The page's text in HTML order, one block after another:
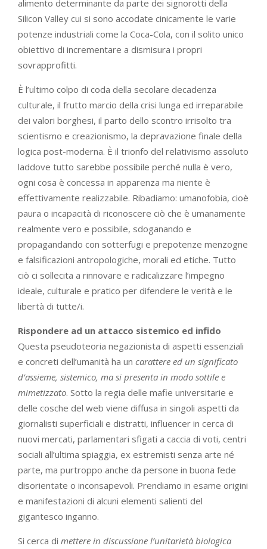
alimento determinante da parte dei signorotti della
Silicon Valley cui si sono accodate cinicamente le varie
potenze industriali come la Coca-Cola, con il solito unico
obiettivo di incrementare a dismisura i propri
sovrapprofitti.
È l’ultimo colpo di coda della secolare decadenza
culturale, il frutto marcio della crisi lunga ed irreparabile
dei valori borghesi, il parto dello scontro irrisolto tra
scientismo e creazionismo, la depravazione finale della
logica post-moderna. È il trionfo del relativismo assoluto
laddove tutto sarebbe possibile perché nulla è vero,
ogni cosa è concessa in apparenza ma niente è
effettivamente realizzabile. Ribadiamo: umanofobia, cioè
paura o incapacità di riconoscere ciò che è umanamente
realmente vero e possibile, sdoganando e
propagandando con sotterfugi e prepotenze menzogne
e falsificazioni antropologiche, morali ed etiche. Tutto
ciò ci sollecita a rinnovare e radicalizzare l’impegno
ideale, culturale e pratico per difendere le verità e le
libertà di tutte/i.
Rispondere ad un attacco sistemico ed infido
Questa pseudoteoria negazionista di aspetti essenziali
e concreti dell’umanità ha un carattere ed un significato
d’assieme, sistemico, ma si presenta in modo sottile e
mimetizzato. Sotto la regia delle mafie universitarie e
delle cosche del web viene diffusa in singoli aspetti da
giornalisti superficiali e distratti, influencer in cerca di
nuovi mercati, parlamentari sfigati a caccia di voti, centri
sociali all’ultima spiaggia, ex estremisti senza arte né
parte, ma purtroppo anche da persone in buona fede
disorientate o inconsapevoli. Prendiamo in esame origini
e manifestazioni di alcuni elementi salienti del
gigantesco inganno.
Si cerca di mettere in discussione l’unitarietà biologica